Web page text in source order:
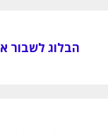
הבלוג לשבור